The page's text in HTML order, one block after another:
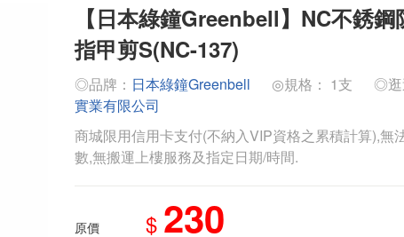
【日本綠鐘Greenbell】NC不銹
指甲剪S(NC-137)
◎品牌： 日本綠鐘Greenbell ◎規格： 1支 ◎逛
實業有限公司
商城限用信用卡支付(不納入VIP資格之累積計算),無
數,無搬運上樓服務及指定日期/時間.
原價 $ 230